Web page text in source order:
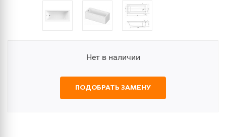
Нет в наличии
ПОДОБРАТЬ ЗАМЕНУ